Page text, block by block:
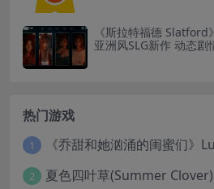
《斯拉特福德 Slatford
亚洲风SLG新作 动态剧
热门游戏
1
2